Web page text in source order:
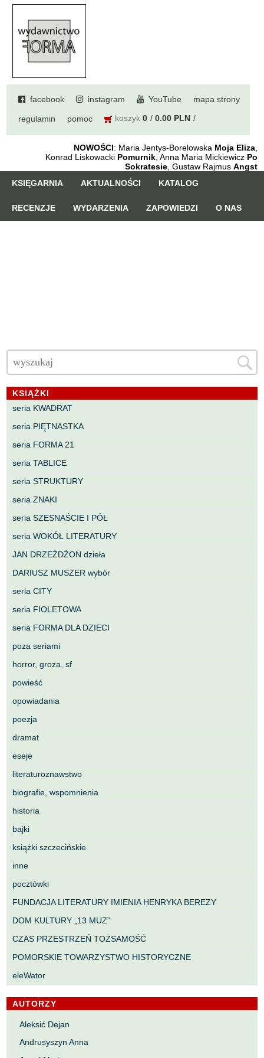
facebook instagram YouTube mapa strony
regulamin pomoc koszyk 0 0.00 PLN
NOWOŚCI: Maria Jentys-Borelowska Moja Eliza,
Konrad Liskowacki Pomurnik, Anna Maria Mickiewicz Po
Sokratesie, Gustaw Rajmus Angst
KSIĘGARNIA
AKTUALNOŚCI KATALOG
RECENZJE WYDARZENIA ZAPOWIEDZI O NAS
KSIĄŻKI
seria KWADRAT
seria PIĘTNASTKA
seria FORMA 21
seria TABLICE
seria STRUKTURY
seria ZNAKI
seria SZESNAŚCIE I PÓŁ
seria WOKÓŁ LITERATURY
JAN DRZEŻDŻON dzieła
DARIUSZ MUSZER wybór
seria CITY
seria FIOLETOWA
seria FORMA DLA DZIECI
poza seriami
horror, groza, sf
powieść
opowiadania
poezja
dramat
eseje
literaturoznawstwo
biografie, wspomnienia
historia
bajki
książki szczecińskie
inne
pocztówki
FUNDACJA LITERATURY IMIENIA HENRYKA BEREZY
DOM KULTURY „13 MUZ”
CZAS PRZESTRZEŃ TOŻSAMOŚĆ
POMORSKIE TOWARZYSTWO HISTORYCZNE
eleWator
AUTORZY
Aleksić Dejan
Andrusyszyn Anna